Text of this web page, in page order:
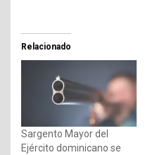
Relacionado
Sargento Mayor del
Ejército dominicano se